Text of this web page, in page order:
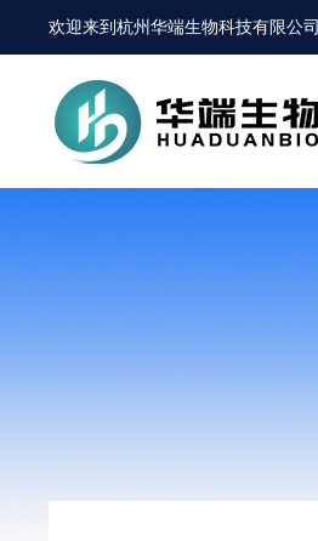
欢迎来到杭州华端生物科技有限公司